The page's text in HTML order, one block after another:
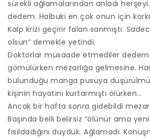
sürekli ağlamalarından anladı
dedem. Halbuki en çok onun için
Kalp krizi geçirir falan sanmıştı.
olsun” demekle yetindi.
Doktorlar müsaade etmediler
gömülürken mezarlığa gelmesine.
bulunduğu manga pusuya
kişinin hayatını kurtarmıştı ölürken…
Ancak bir hafta sonra gidebildi
Başında belli belirsiz “ölünür ama
fısıldadığını duyduk. Ağlamadı.